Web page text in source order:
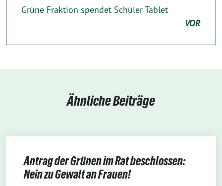
Grüne Fraktion spendet Schüler Tablet
VOR
Ähnliche Beiträge
Antrag der Grünen im Rat beschlossen:
Nein zu Gewalt an Frauen!